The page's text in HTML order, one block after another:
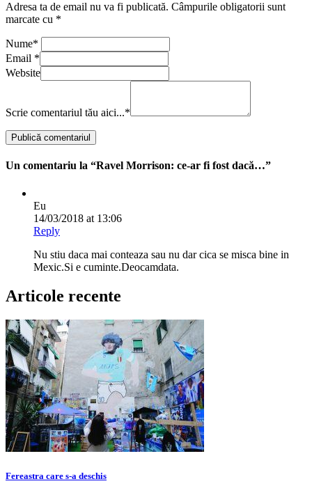
Adresa ta de email nu va fi publicată. Câmpurile obligatorii sunt
marcate cu *
Nume*
Email *
Website
Scrie comentariul tău aici...*
Un comentariu la “Ravel Morrison: ce-ar fi fost dacă…”
Eu
14/03/2018 at 13:06
Reply
Nu stiu daca mai conteaza sau nu dar cica se misca bine in
Mexic.Si e cuminte.Deocamdata.
Articole recente
Fereastra care s-a deschis